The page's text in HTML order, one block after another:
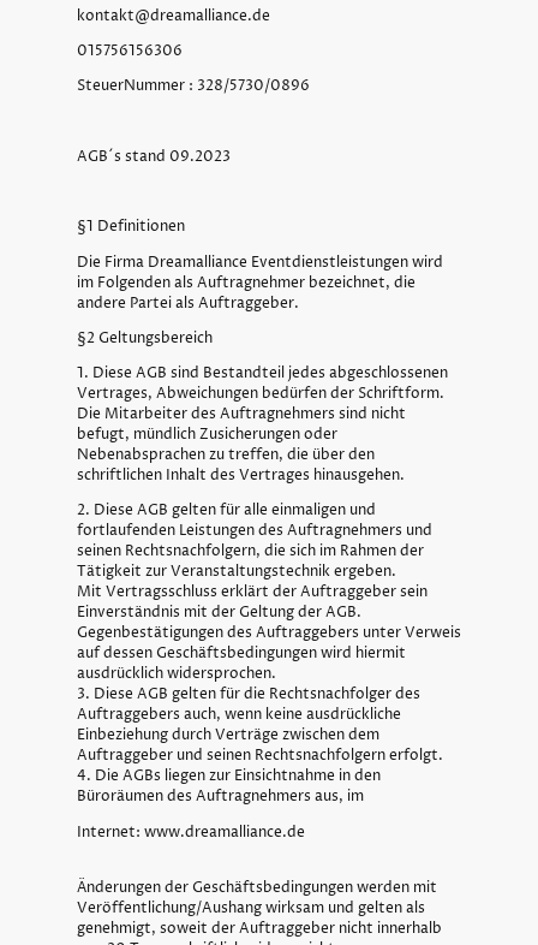
kontakt@dreamalliance.de
015756156306
SteuerNummer : 328/5730/0896
AGB´s stand 09.2023
§1 Definitionen
Die Firma Dreamalliance Eventdienstleistungen wird
im Folgenden als Auftragnehmer bezeichnet, die
andere Partei als Auftraggeber.
§2 Geltungsbereich
1. Diese AGB sind Bestandteil jedes abgeschlossenen
Vertrages, Abweichungen bedürfen der Schriftform.
Die Mitarbeiter des Auftragnehmers sind nicht
befugt, mündlich Zusicherungen oder
Nebenabsprachen zu treffen, die über den
schriftlichen Inhalt des Vertrages hinausgehen.
2. Diese AGB gelten für alle einmaligen und
fortlaufenden Leistungen des Auftragnehmers und
seinen Rechtsnachfolgern, die sich im Rahmen der
Tätigkeit zur Veranstaltungstechnik ergeben.
Mit Vertragsschluss erklärt der Auftraggeber sein
Einverständnis mit der Geltung der AGB.
Gegenbestätigungen des Auftraggebers unter Verweis
auf dessen Geschäftsbedingungen wird hiermit
ausdrücklich widersprochen.
3. Diese AGB gelten für die Rechtsnachfolger des
Auftraggebers auch, wenn keine ausdrückliche
Einbeziehung durch Verträge zwischen dem
Auftraggeber und seinen Rechtsnachfolgern erfolgt.
4. Die AGBs liegen zur Einsichtnahme in den
Büroräumen des Auftragnehmers aus, im
Internet: www.dreamalliance.de
Änderungen der Geschäftsbedingungen werden mit
Veröffentlichung/Aushang wirksam und gelten als
genehmigt, soweit der Auftraggeber nicht innerhalb